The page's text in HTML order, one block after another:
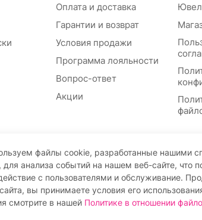
Оплата и доставка
Гарантии и возврат
Условия продажи
Программа лояльности
Вопрос-ответ
Акции
файлы cookie, разработанные нашими
для анализа событий на нашем веб-сайте, что
с пользователями и обслуживание.
вы принимаете условия его
смотрите в нашей Политике в отношении